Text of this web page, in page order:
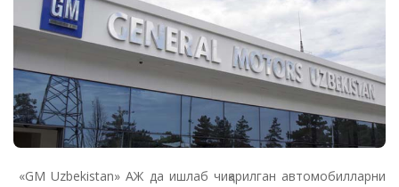
«GM Uzbekistan» АЖ да ишлаб чиқарилган автомобилларни